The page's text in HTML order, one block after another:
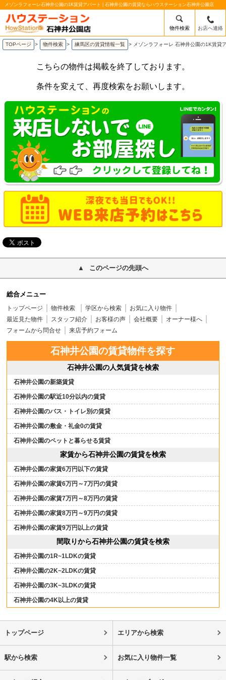
メゾンラフォーレ石神井公園の1K賃貸アパート | 石神井公園の賃貸ならハウステーション石神井公園店
物件検索 お店へ連絡
TOPページ > 物件検索 > 練馬区の賃貸情報一覧 > メゾンラフォーレ 石神井公園の1K賃貸
こちらの物件は掲載を終了しております。
条件を変えて、再度検索をお願いします。
このページの先頭へ
総合メニュー
トップページ 物件検索 学区から検索
お気に入り物件
最近見た物件
スタッフ紹介 お客様の声 会社概要
オーナー様へ
フォームから問合せ
来店予約フォーム
石神井公園の賃貸物件を探す
石神井公園の人気賃貸を検索
石神井公園の新築賃貸
石神井公園の駅近10分以内の賃貸
石神井公園のバス・トイレ別の賃貸
石神井公園の敷金・礼金0の賃貸
石神井公園のペットと暮らせる賃貸
家賃から石神井公園の賃貸を検索
石神井公園の家賃6万円以下の賃貸
石神井公園の家賃6万円～7万円の賃貸
石神井公園の家賃7万円～8万円の賃貸
石神井公園の家賃8万円～9万円の賃貸
石神井公園の家賃9万円以上の賃貸
間取りから石神井公園の賃貸を検索
石神井公園の1R~1LDKの賃貸
石神井公園の2K~2LDKの賃貸
石神井公園の3K~3LDKの賃貸
石神井公園の4K以上の賃貸
トップページ エリアから検索
駅から検索 お気に入り物件一覧